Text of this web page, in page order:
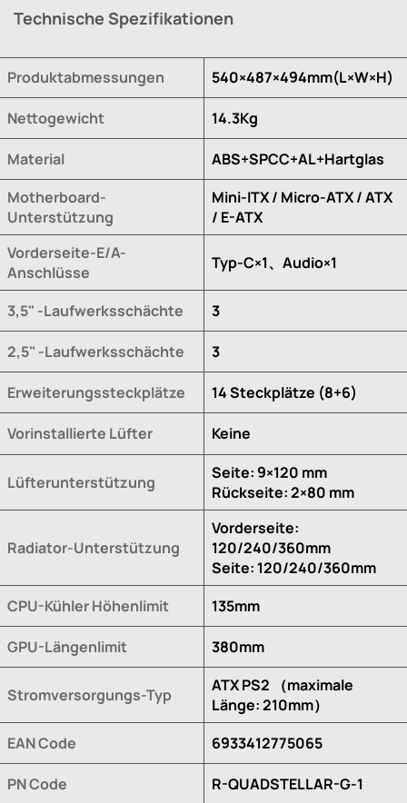
Technische Spezifikationen
Produktabmessungen 540×487×494mm(L×W×H)
Nettogewicht 14.3Kg
Material
ABS+SPCC+AL+Hartglas
Motherboard-
Unterstützung
Mini-ITX / Micro-ATX / ATX
/ E-ATX
Vorderseite-E/A-
Anschlüsse
Typ-C×1、Audio×1
3,5" -Laufwerksschächte 3
2,5" -Laufwerksschächte 3
Erweiterungssteckplätze 14 Steckplätze (8+6)
Vorinstallierte Lüfter Keine
Lüfterunterstützung
Seite: 9×120 mm
Rückseite: 2×80 mm
Radiator-Unterstützung
Vorderseite:
120/240/360mm
Seite: 120/240/360mm
CPU-Kühler Höhenlimit
135mm
GPU-Längenlimit 380mm
Stromversorgungs-Typ
ATX PS2 （maximale
Länge: 210mm）
EAN Code
6933412775065
PN Code R-QUADSTELLAR-G-1